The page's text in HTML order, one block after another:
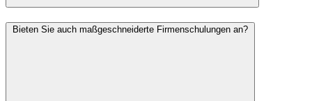
Bieten Sie auch maßgeschneiderte Firmenschulungen an?